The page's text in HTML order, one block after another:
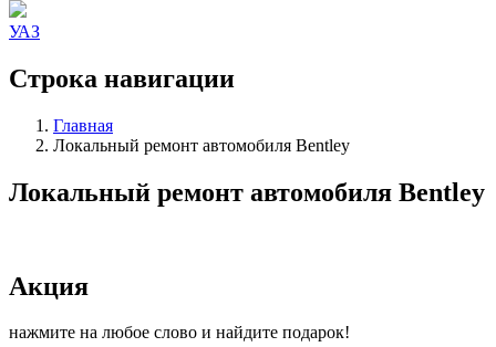
УАЗ
Строка навигации
Главная
Локальный ремонт автомобиля Bentley
Локальный ремонт автомобиля Bentley
Акция
нажмите на любое слово и найдите подарок!